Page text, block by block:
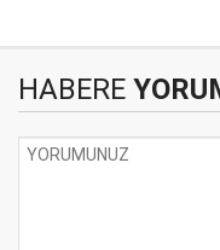
HABERE